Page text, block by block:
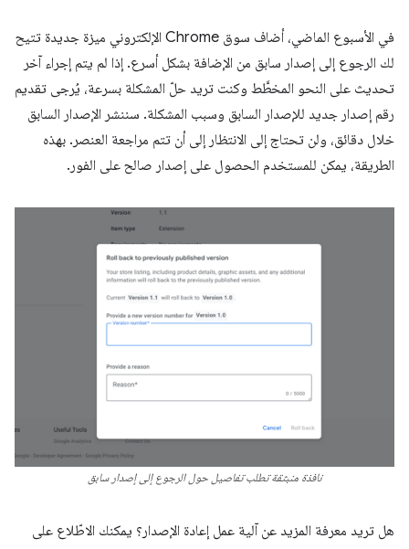
في الأسبوع الماضي، أضاف سوق Chrome الإلكتروني ميزة جديدة تتيح
لك الرجوع إلى إصدار سابق من الإضافة بشكل أسرع. إذا لم يتم إجراء آخر
تحديث على النحو المخطَّط وكنت تريد حلّ المشكلة بسرعة، يُرجى تقديم
رقم إصدار جديد للإصدار السابق وسبب المشكلة. سننشر الإصدار السابق
خلال دقائق، ولن تحتاج إلى الانتظار إلى أن تتم مراجعة العنصر. بهذه
الطريقة، يمكن للمستخدم الحصول على إصدار صالح على الفور.
نافذة منبثقة تطلب تفاصيل حول الرجوع إلى إصدار سابق
هل تريد معرفة المزيد عن آلية عمل إعادة الإصدار؟ يمكنك الاطّلاع على